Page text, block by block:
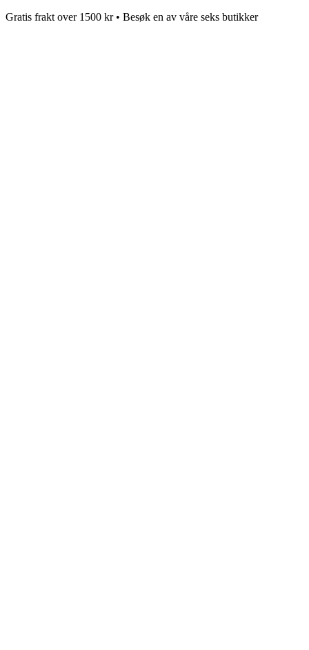
Gratis frakt over 1500 kr • Besøk en av våre seks butikker